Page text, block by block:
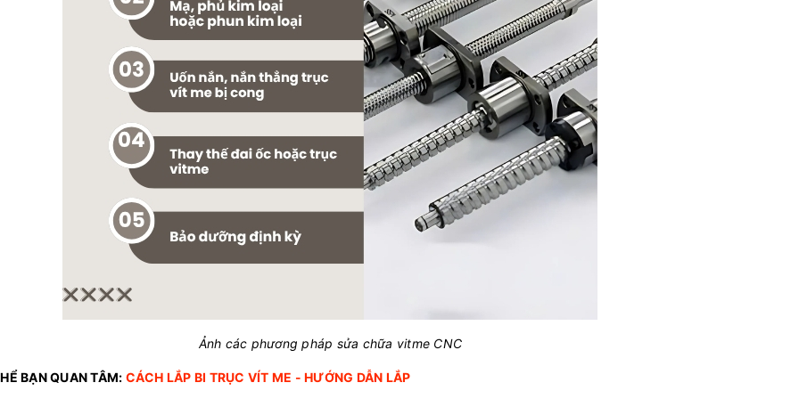
Ảnh các phương pháp sửa chữa vitme CNC
BẠN QUAN TÂM: CÁCH LẮP BI TRỤC VÍT ME - HƯỚNG DẪN LẮP